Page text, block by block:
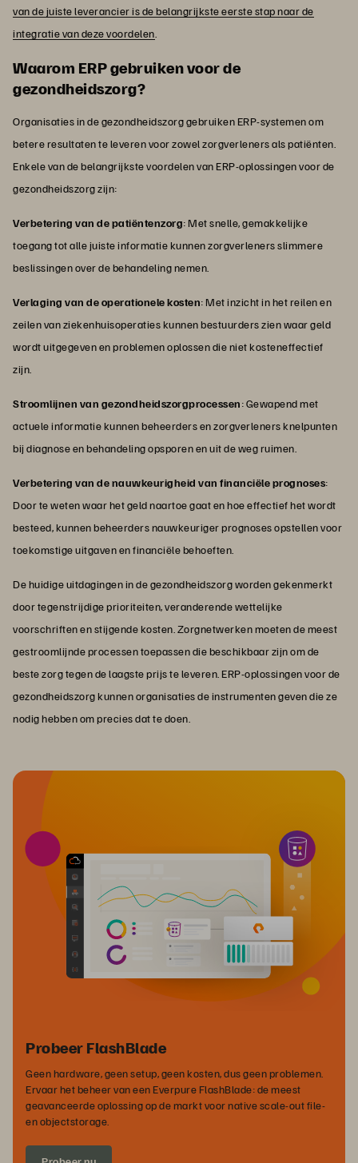
van de juiste leverancier is de belangrijkste eerste stap naar de
integratie van deze voordelen
Waarom ERP gebruiken voor de
gezondheidszorg?
Organisaties in de gezondheidszorg gebruiken ERP-systemen om
betere resultaten te leveren voor zowel zorgverleners als patiënten.
Enkele van de belangrijkste voordelen van ERP-oplossingen voor de
gezondheidszorg zijn:
Verbetering van de patiëntenzorg: Met snelle, gemakkelijke
toegang tot alle juiste informatie kunnen zorgverleners slimmere
beslissingen over de behandeling nemen.
Verlaging van de operationele kosten: Met inzicht in het reilen en
zeilen van ziekenhuisoperaties kunnen bestuurders zien waar geld
wordt uitgegeven en problemen oplossen die niet kosteneffectief
zijn.
Stroomlijnen van gezondheidszorgprocessen: Gewapend met
actuele informatie kunnen beheerders en zorgverleners knelpunten
bij diagnose en behandeling opsporen en uit de weg ruimen.
Verbetering van de nauwkeurigheid van financiële prognoses:
Door te weten waar het geld naartoe gaat en hoe effectief het wordt
besteed, kunnen beheerders nauwkeuriger prognoses opstellen voor
toekomstige uitgaven en financiële behoeften.
De huidige uitdagingen in de gezondheidszorg worden gekenmerkt
door tegenstrijdige prioriteiten, veranderende wettelijke
voorschriften en stijgende kosten. Zorgnetwerken moeten de meest
gestroomlijnde processen toepassen die beschikbaar zijn om de
beste zorg tegen de laagste prijs te leveren. ERP-oplossingen voor de
gezondheidszorg kunnen organisaties de instrumenten geven die ze
nodig hebben om precies dat te doen.
Probeer FlashBlade
Geen hardware, geen setup, geen kosten, dus geen problemen.
Ervaar het beheer van een Everpure FlashBlade: de meest
geavanceerde oplossing op de markt voor native scale-out file-
en objectstorage.